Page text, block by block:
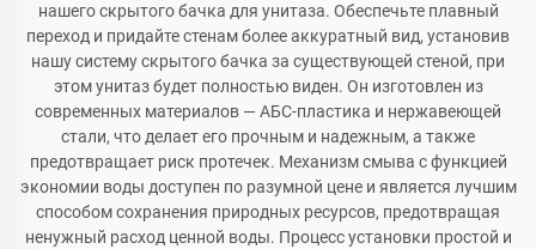
нашего скрытого бачка для унитаза. Обеспечьте плавный
переход и придайте стенам более аккуратный вид, установив
нашу систему скрытого бачка за существующей стеной, при
этом унитаз будет полностью виден. Он изготовлен из
современных материалов — АБС-пластика и нержавеющей
стали, что делает его прочным и надежным, а также
предотвращает риск протечек. Механизм смыва с функцией
экономии воды доступен по разумной цене и является лучшим
способом сохранения природных ресурсов, предотвращая
ненужный расход ценной воды. Процесс установки простой и